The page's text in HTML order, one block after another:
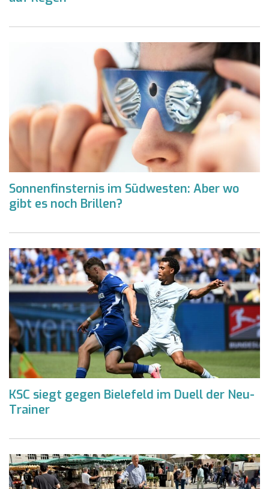
Sonnenfinsternis im Südwesten: Aber wo
gibt es noch Brillen?
KSC siegt gegen Bielefeld im Duell der Neu-
Trainer